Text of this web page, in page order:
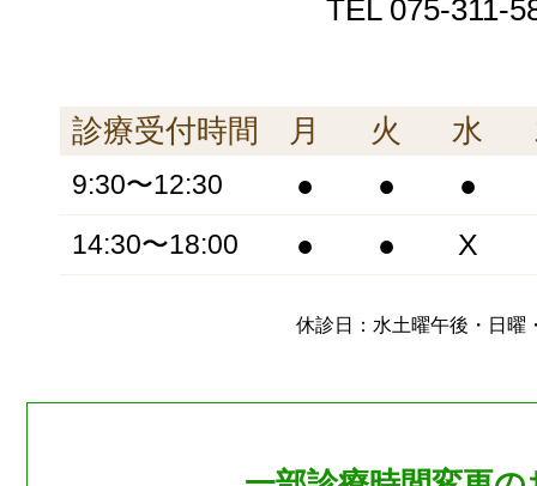
TEL 075-311-
診療受付時間 月 火 水
9:30〜12:30 ● ● ●
14:30〜18:00 ● ● X
休診日：水土曜午後・日曜